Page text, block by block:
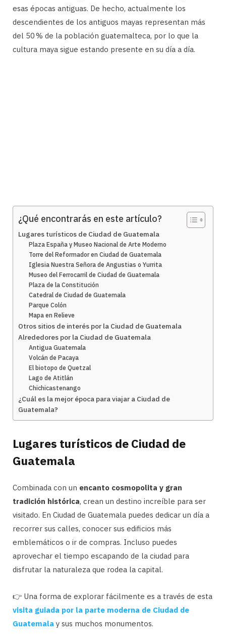
esas épocas antiguas. De hecho, actualmente los
descendientes de los antiguos mayas representan más
del 50 % de la población guatemalteca, por lo que la
cultura maya sigue estando presente en su día a día.
¿Qué encontrarás en este artículo?
Lugares turísticos de Ciudad de Guatemala
Plaza España y Museo Nacional de Arte Moderno
Torre del Reformador en Ciudad de Guatemala
Iglesia Nuestra Señora de Angustias o Yurrita
Museo del Ferrocarril de Ciudad de Guatemala
Plaza de la Constitución
Catedral de Ciudad de Guatemala
Parque Colón
Mapa en Relieve
Otros sitios de interés por la Ciudad de Guatemala
Alrededores por la Ciudad de Guatemala
Antigua Guatemala
Volcán de Pacaya
El biotopo de Quetzal
Lago de Atitlán
Chichicastenango
¿Cuál es la mejor época para viajar a Ciudad de
Guatemala?
Lugares turísticos de Ciudad de
Guatemala
Combinada con un encanto cosmopolita y gran
tradición histórica, crean un destino increíble para ser
visitado. En Ciudad de Guatemala puedes dedicar un día a
recorrer sus calles, conocer sus edificios más
emblemáticos o ir de compras. Incluso puedes
aprovechar el tiempo escapando de la ciudad para
disfrutar la naturaleza que rodea la capital.
👉 Una forma de explorar fácilmente es a través de esta
visita guiada por la parte moderna de Ciudad de
Guatemala y sus muchos monumentos.